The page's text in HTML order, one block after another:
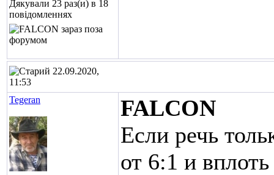
Дякували 23 раз(и) в 18
повідомленнях
22.09.2020,
11:53
Tegeran
FALCON
Если речь
от 6:1 и